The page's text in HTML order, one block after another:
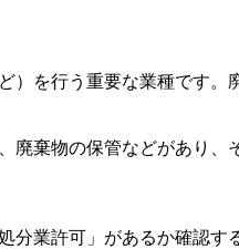
を行う重要な業種です
棄物の保管などがあり
分業許可」があるか確認す